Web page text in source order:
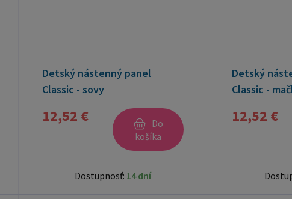
Detský nástenný panel
Classic - sovy
12,52 €
Do
košíka
Dostupnosť: 14 dní
Detský
Classic -
12,52 €